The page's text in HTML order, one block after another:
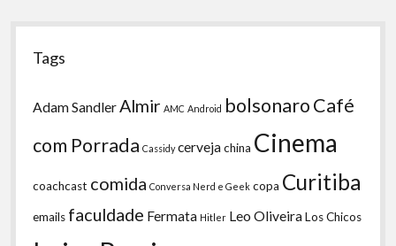
Tags
Adam Sandler Almir AMC Android bolsonaroCafé
com Porrada Cassidy cervejachina Cinema
coachcast comida Conversa Nerd e Geek copa Curitiba
emails faculdade Fermata Hitler Leo OliveiraLos Chicos